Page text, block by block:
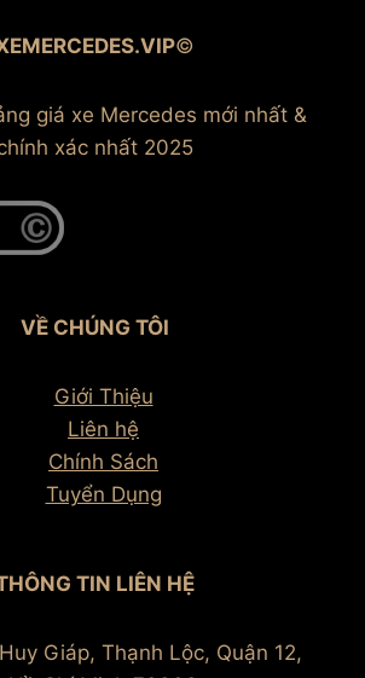
©
giá xe Mercedes mới nhất &
xác nhất 2025
VỀ CHÚNG TÔI
Giới Thiệu
Liên hệ
Chính Sách
Tuyển Dụng
TIN LIÊN HỆ
Giáp, Thạnh Lộc, Quận 12,